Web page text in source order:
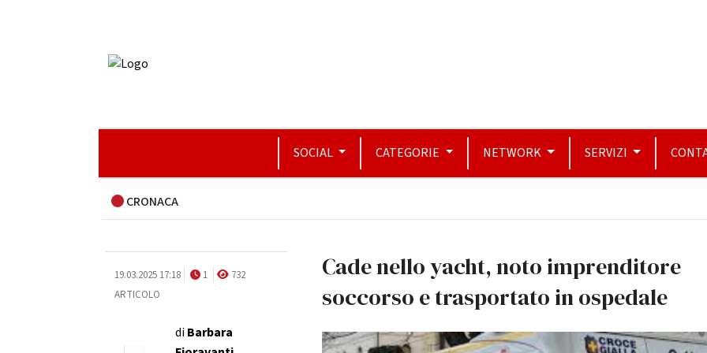
SOCIAL CATEGORIE NETWORK SERVIZI
CRONACA
19.03.2025 17:18 1
732
ARTICOLO
diBarbara
Cade nello yacht, noto imprenditore
soccorso e trasportato in ospedale